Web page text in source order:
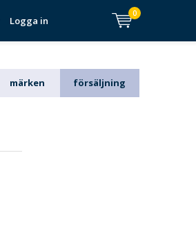
Logga in
0
märken försäljning